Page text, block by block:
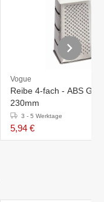
Vogue
Reibe 4-fach - ABS Griff
230mm
3 - 5 Werktage
5,94 €